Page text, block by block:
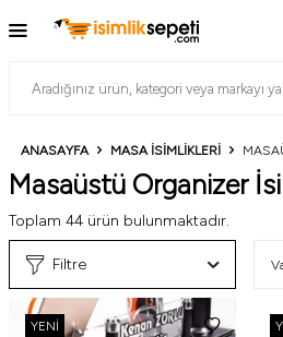
ANASAYFA MASA İSIMLIKLERI
Masaüstü Organizer
Toplam 44 ürün bulunmaktadır.
Filtre
YENI